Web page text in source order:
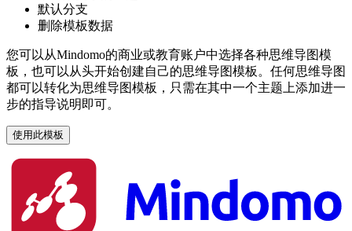
默认分支
删除模板数据
您可以从Mindomo的商业或教育账户中选择各种思维导图模
板，也可以从头开始创建自己的思维导图模板。任何思维导图
都可以转化为思维导图模板，只需在其中一个主题上添加进一
步的指导说明即可。
使用此模板